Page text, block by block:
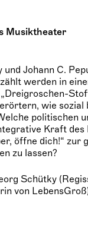
Musiktheater
Johann C.
werden in
wie
politischen
Kraft
öffne dich!“ zur
zu lassen?
Schütky
von